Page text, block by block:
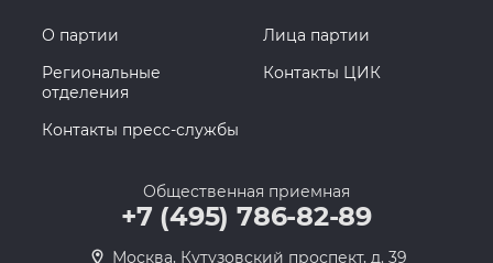
О партии
Лица партии
Региональные
отделения
Контакты ЦИК
Контакты пресс-службы
Общественная приемная
+7 (495) 786-82-89
Москва, Кутузовский проспект, д. 39